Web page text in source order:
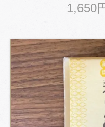
1,650